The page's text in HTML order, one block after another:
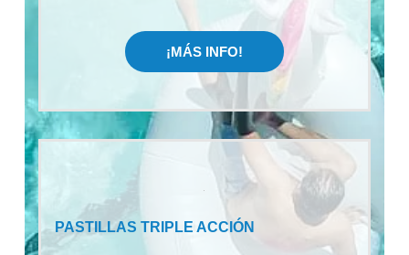
¡MÁS INFO!
PASTILLAS TRIPLE ACCIÓN